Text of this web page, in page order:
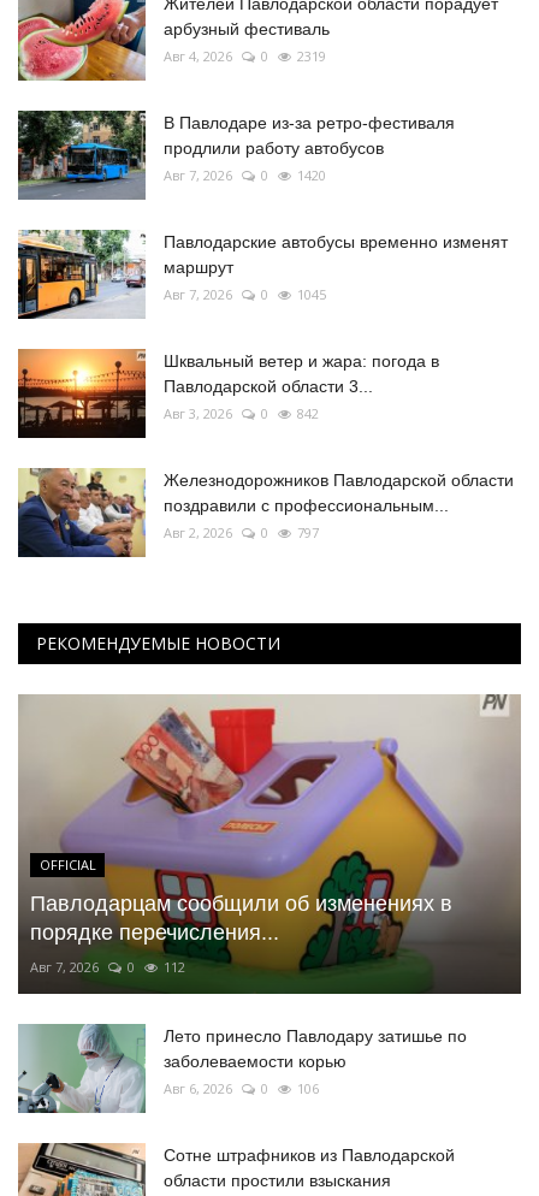
Жителей Павлодарской области порадует
арбузный фестиваль
Авг 4, 2026 0 2319
В Павлодаре из-за ретро-фестиваля
продлили работу автобусов
Авг 7, 2026 0 1420
Павлодарские автобусы временно изменят
маршрут
Авг 7, 2026 0 1045
Шквальный ветер и жара: погода в
Павлодарской области 3...
Авг 3, 2026 0 842
Железнодорожников Павлодарской области
поздравили с профессиональным...
Авг 2, 2026 0 797
РЕКОМЕНДУЕМЫЕ НОВОСТИ
OFFICIAL
Павлодарцам сообщили об изменениях в
порядке перечисления...
Авг 7, 2026 0 112
Лето принесло Павлодару затишье по
заболеваемости корью
Авг 6, 2026 0 106
Сотне штрафников из Павлодарской
области простили взыскания